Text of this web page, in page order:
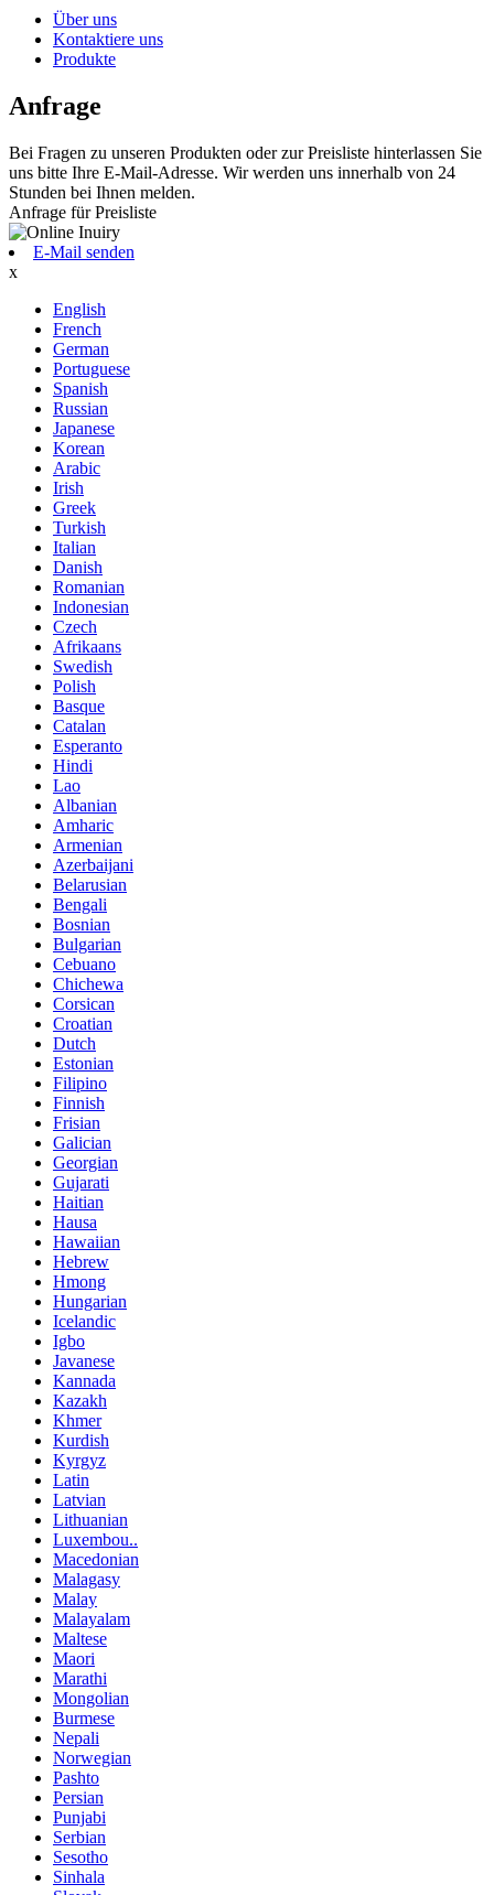
Über uns
Kontaktiere uns
Produkte
Anfrage
Bei Fragen zu unseren Produkten oder zur Preisliste hinterlassen Sie
uns bitte Ihre E-Mail-Adresse. Wir werden uns innerhalb von 24
Stunden bei Ihnen melden.
Anfrage für Preisliste
E-Mail senden
x
English
French
German
Portuguese
Spanish
Russian
Japanese
Korean
Arabic
Irish
Greek
Turkish
Italian
Danish
Romanian
Indonesian
Czech
Afrikaans
Swedish
Polish
Basque
Catalan
Esperanto
Hindi
Lao
Albanian
Amharic
Armenian
Azerbaijani
Belarusian
Bengali
Bosnian
Bulgarian
Cebuano
Chichewa
Corsican
Croatian
Dutch
Estonian
Filipino
Finnish
Frisian
Galician
Georgian
Gujarati
Haitian
Hausa
Hawaiian
Hebrew
Hmong
Hungarian
Icelandic
Igbo
Javanese
Kannada
Kazakh
Khmer
Kurdish
Kyrgyz
Latin
Latvian
Lithuanian
Luxembou..
Macedonian
Malagasy
Malay
Malayalam
Maltese
Maori
Marathi
Mongolian
Burmese
Nepali
Norwegian
Pashto
Persian
Punjabi
Serbian
Sesotho
Sinhala